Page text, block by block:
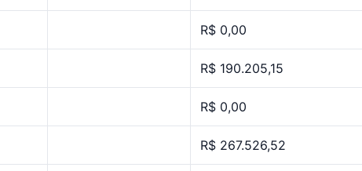
R$ 0,00
R$ 190.205,15
R$ 0,00
R$ 267.526,52